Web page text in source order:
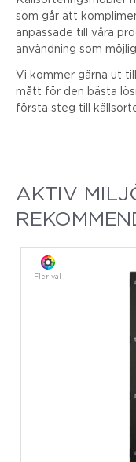
som går att
anpassade till våra
användning som
Vi kommer gärna ut
mått för den bästa
första steg till
AKTIV
Fler val